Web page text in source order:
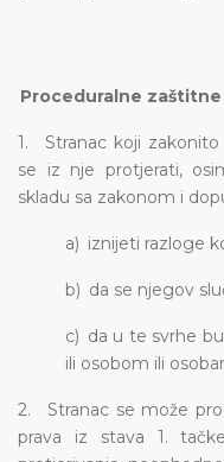
Proceduralne
1. Stranac koji
se iz nje protjerati,
skladu sa zakonom i
a) iznijeti razloge
b) da se njegov
c) da u te svrhe
ili osobom ili
2. Stranac se može
prava iz stava 1.